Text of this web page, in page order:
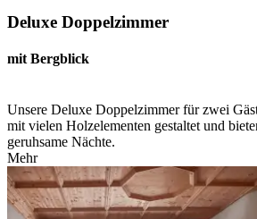
Deluxe Doppelzimmer
mit Bergblick
Unsere Deluxe Doppelzimmer für zwei
mit vielen Holzelementen gestaltet und
geruhsame Nächte.
Mehr